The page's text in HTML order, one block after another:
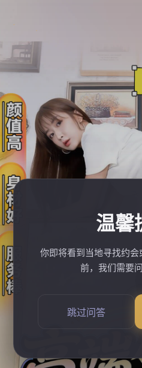
温馨
你即将看到当地寻找约
前，我们需要
跳过问答